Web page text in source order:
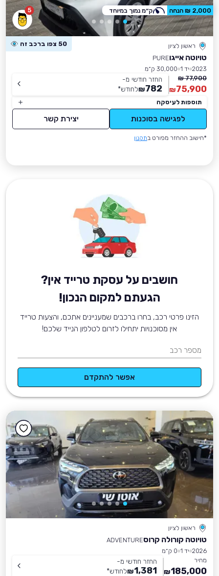
5
ראשון לציון 50 צפו ברכב זה
טויוטה אייגוPURE
2023 יד 1
30,000 ק״מ
77,900 ₪
75,900
₪
החזר חודשי מ-
782
₪לחודש*
תוספות לעיסקה
לפגישה בסוכנות יצירת קשר
*חישוב ההחזר מפורט בתקנון
2,000 ₪ הנחה ק״מ נמוך במיוחד
חושבים על עסקת טרייד אין?
הגעתם למקום הנכון!
הזינו פרטי רכב, בחרו ברכבים שמעניינים אתכם, והצעות טרייד
אין מסוכנויות יתחילו לזרום לטלפון הנייד שלכם!
מספר רכב
אפשר להתקדם
ראשון לציון
טויוטה קורולה קרוסADVENTURE
2026 יד 1
0 ק״מ
מחיר
185,000
₪
החזר חודשי מ-
1,381
₪לחודש*